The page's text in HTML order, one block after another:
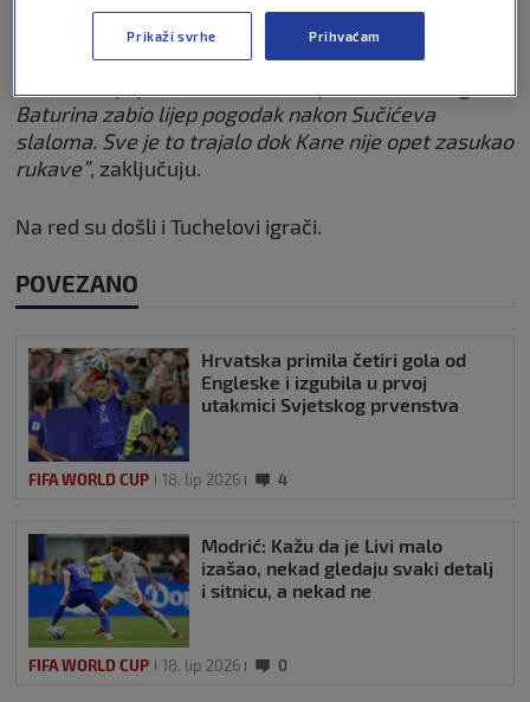
nekoliko riječi hvale:
Baturina zabio lijep pogodak nakon Sučićeva
slaloma. Sve je to trajalo dok Kane nije opet zasukao
rukave”, zaključuju.
Na red su došli i Tuchelovi igrači.
POVEZANO
Hrvatska primila četiri gola od
Engleske i izgubila u prvoj
utakmici Svjetskog prvenstva
FIFA WORLD CUP 18. lip 2026 4
Modrić: Kažu da je Livi malo
izašao, nekad gledaju svaki detalj
i sitnicu, a nekad ne
FIFA WORLD CUP 18. lip 2026 0
Prikaži svrhe Prihvaćam